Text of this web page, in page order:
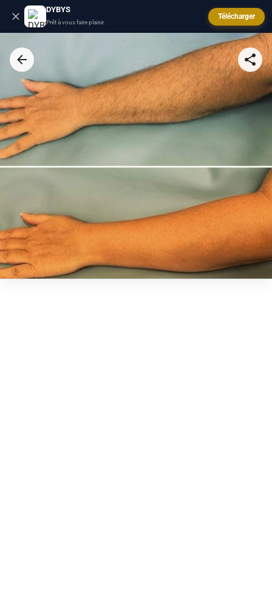
DYBYS
Prêt à vous faire plaisir.
Télécharger